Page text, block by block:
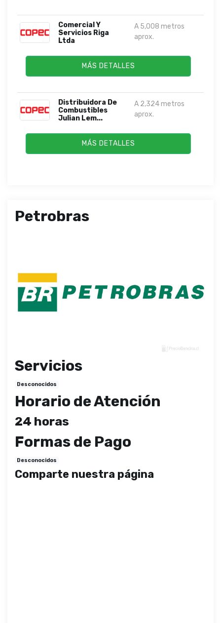
Comercial Y
Servicios Riga
Ltda
A 5,008 metros
aprox.
MÁS DETALLES
Distribuidora De
Combustibles
Julian Lem...
A 2,324 metros
aprox.
MÁS DETALLES
Petrobras
Servicios
Desconocidos
Horario de Atención
24 horas
Formas de Pago
Desconocidos
Comparte nuestra página